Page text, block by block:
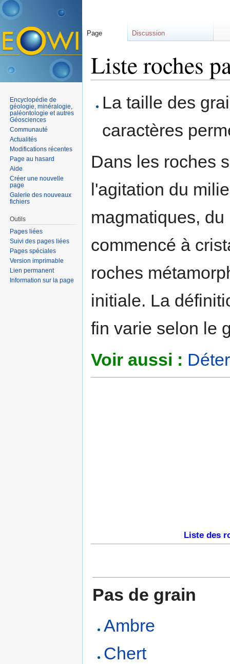
Liste roches
La taille des
caractères
Dans les roches
l'agitation du
magmatiques,
commencé à
roches
initiale. La
fin varie selon le
Voir aussi :
Liste des
Pas de grain
Ambre
Chert
Page Discussion
Encyclopédie de
géologie, minéralogie,
paléontologie et autres
Géosciences
Communauté
Actualités
Modifications récentes
Page au hasard
Aide
Créer une nouvelle
page
Galerie des nouveaux
fichiers
Outils
Pages liées
Suivi des pages liées
Pages spéciales
Version imprimable
Lien permanent
Information sur la page